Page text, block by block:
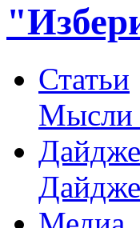
Статьи
Мысли